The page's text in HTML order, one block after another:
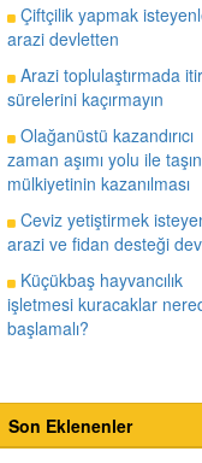
Çiftçilik yapmak
arazi devletten
Arazi toplulaştırmada
sürelerini kaçırmayın
Olağanüstü kazandırıcı
zaman aşımı yolu ile
mülkiyetinin kazanılması
Ceviz yetiştirmek
arazi ve fidan desteği
Küçükbaş hayvancılık
işletmesi kuracaklar
başlamalı?
Son Eklenenler